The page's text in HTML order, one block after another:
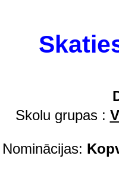
Skolu grupas :
Nominācijas: